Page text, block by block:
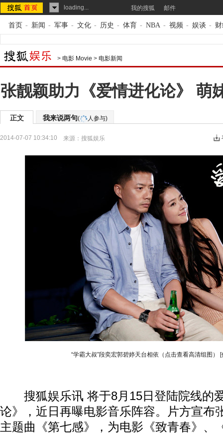
loading... 我的搜狐 邮件
首页 - 新闻 - 军事 - 文化 - 历史 - 体育 - NBA - 视频 - 娱谈 -
> 电影 Movie > 电影新闻
张靓颖助力《爱情进化论》 萌
正文 我来说两句( 人参与)
2014-07-07 10:34:10 来源： 搜狐娱乐
“学霸大叔”段奕宏郭碧婷天台相依（点击查看高清组图）
搜狐娱乐讯 将于8月15日登陆院线的
论》，近日再曝电影音乐阵容。片方宣布
主题曲《第七感》，为电影《致青春》、